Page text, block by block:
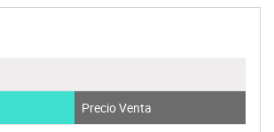
Precio Venta